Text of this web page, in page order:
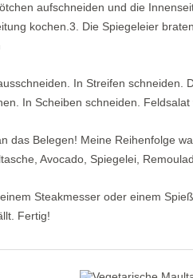
aufschneiden und die
kochen.3. Die Spiegeleier
In Streifen schneiden.
In Scheiben schneiden. Feldsalat
das Belegen! Meine Reihenfolge
Avocado, Spiegelei,
Steakmesser oder einem
Fertig!